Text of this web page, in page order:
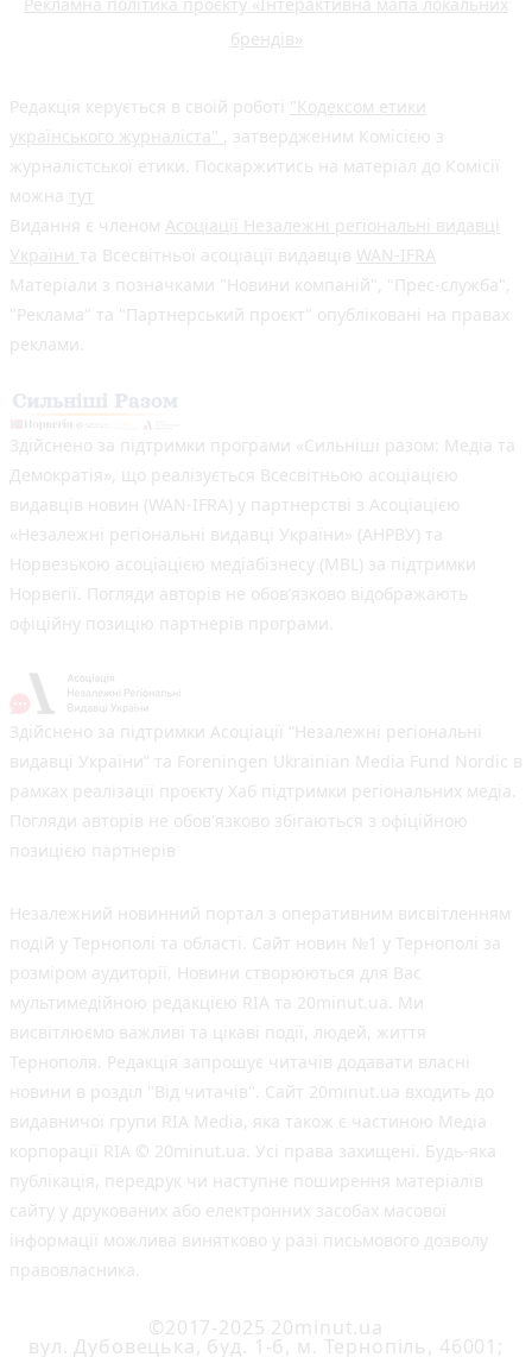
брендів»
Редакція керується в своїй роботі "Кодексом етики
українського журналіста" , затвердженим Комісією з
журналістської етики. Поскаржитись на матеріал до Комісії
можна тут
Видання є членом Асоціації Незалежні регіональні видавці
України та Всесвітньої асоціації видавців WAN-IFRA
Матеріали з позначками "Новини компаній", "Прес-служба",
"Реклама" та "Партнерський проєкт" опубліковані на правах
реклами.
Здійснено за підтримки програми «Сильніші разом: Медіа та
Демократія», що реалізується Всесвітньою асоціацією
видавців новин (WAN-IFRA) у партнерстві з Асоціацією
«Незалежні регіональні видавці України» (АНРВУ) та
Норвезькою асоціацією медіабізнесу (MBL) за підтримки
Норвегії. Погляди авторів не обов’язково відображають
офіційну позицію партнерів програми.
Здійснено за підтримки Асоціації “Незалежні регіональні
видавці України” та Foreningen Ukrainian Media Fund Nordic в
рамках реалізації проєкту Хаб підтримки регіональних медіа.
Погляди авторів не обов'язково збігаються з офіційною
позицією партнерів
Незалежний новинний портал з оперативним висвітленням
подій у Тернополі та області. Сайт новин №1 у Тернополі за
розміром аудиторії. Новини створюються для Вас
мультимедійною редакцією RIA та 20minut.ua. Ми
висвітлюємо важливі та цікаві події, людей, життя
Тернополя. Редакція запрошує читачів додавати власні
новини в розділ "Від читачів". Сайт 20minut.ua входить до
видавничої групи RIA Media, яка також є частиною Медіа
корпорації RIA © 20minut.ua. Усі права захищені. Будь-яка
публiкацiя, передрук чи наступне поширення матеріалів
сайту у друкованих або електронних засобах масової
інформації можлива винятково у разі письмового дозволу
правовласника.
©2017-2025 20minut.ua
вул. Дубовецька, буд. 1-б, м. Тернопіль, 46001;